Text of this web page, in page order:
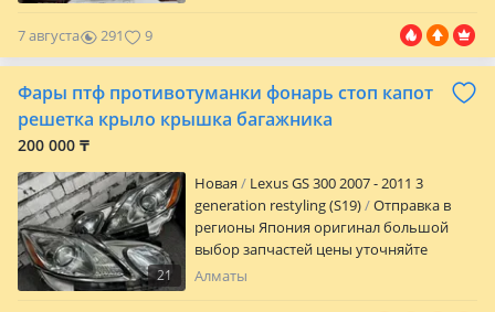
7 августа 291 9
Фары птф противотуманки фонарь стоп капот
решетка крыло крышка багажника
200 000 ₸
21
Новая
Lexus GS 300 2007 - 2011 3
generation restyling (S19)
Отправка в
регионы Япония оригинал большой
выбор запчастей цены уточняйте
зависит от состояния
Алматы